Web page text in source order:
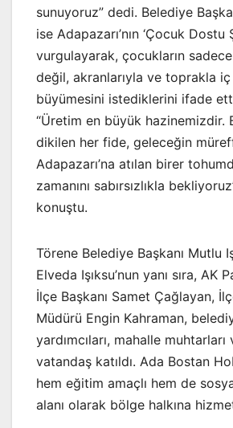
sunuyoruz” dedi. Belediye
ise Adapazarı’nın ‘Çocuk Dostu
vurgulayarak, çocukların
değil, akranlarıyla ve toprakla
büyümesini istediklerini ifade
“Üretim en büyük hazinemizdir.
dikilen her fide, geleceğin
Adapazarı’na atılan birer
zamanını sabırsızlıkla
konuştu.
Törene Belediye Başkanı Mutlu
Elveda Işıksu’nun yanı sıra, AK
İlçe Başkanı Samet Çağlayan,
Müdürü Engin Kahraman,
yardımcıları, mahalle
vatandaş katıldı. Ada Bostan
hem eğitim amaçlı hem de
alanı olarak bölge halkına